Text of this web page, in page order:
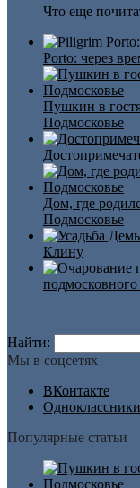
Что еще
Porto: через
Пушкин в
Подмосковье
Дом, где
Подмосковье
Клину
подмосковного
Найти:
Мы в соцсетях
ВКонтакте
Одноклассники
Популярные статьи